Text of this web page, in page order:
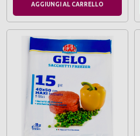
AGGIUNGI AL CARRELLO